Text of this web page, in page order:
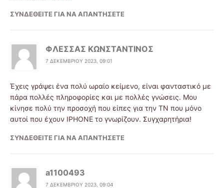
ΣΥΝΔΕΘΕΊΤΕ ΓΙΑ ΝΑ ΑΠΑΝΤΉΣΕΤΕ
ΦΛΕΣΣΑΣ ΚΩΝΣΤΑΝΤΙΝΟΣ
7 ΔΕΚΕΜΒΡΊΟΥ 2023, 09:01
Έχεις γράψει ένα πολύ ωραίο κείμενο, είναι φανταστικό με
πάρα πολλές πληροφορίες και με πολλές γνώσεις. Μου
κίνησε πολύ την προσοχή που είπες για την ΤΝ που μόνο
αυτοί που έχουν IPHONE το γνωρίζουν. Συγχαρητήρια!
ΣΥΝΔΕΘΕΊΤΕ ΓΙΑ ΝΑ ΑΠΑΝΤΉΣΕΤΕ
a1100493
7 ΔΕΚΕΜΒΡΊΟΥ 2023, 09:04